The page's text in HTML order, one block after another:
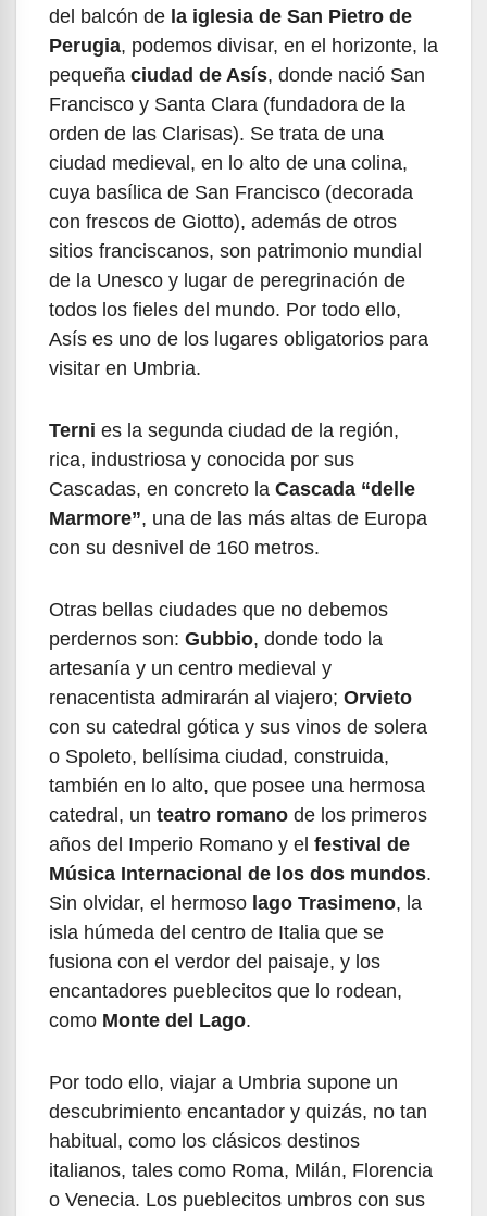
del balcón de la iglesia de San Pietro de
Perugia, podemos divisar, en el horizonte, la
pequeña ciudad de Asís, donde nació San
Francisco y Santa Clara (fundadora de la
orden de las Clarisas). Se trata de una
ciudad medieval, en lo alto de una colina,
cuya basílica de San Francisco (decorada
con frescos de Giotto), además de otros
sitios franciscanos, son patrimonio mundial
de la Unesco y lugar de peregrinación de
todos los fieles del mundo. Por todo ello,
Asís es uno de los lugares obligatorios para
visitar en Umbria.
Terni es la segunda ciudad de la región,
rica, industriosa y conocida por sus
Cascadas, en concreto la Cascada “delle
Marmore”, una de las más altas de Europa
con su desnivel de 160 metros.
Otras bellas ciudades que no debemos
perdernos son: Gubbio, donde todo la
artesanía y un centro medieval y
renacentista admirarán al viajero; Orvieto
con su catedral gótica y sus vinos de solera
o Spoleto, bellísima ciudad, construida,
también en lo alto, que posee una hermosa
catedral, un teatro romano de los primeros
años del Imperio Romano y el festival de
Música Internacional de los dos mundos.
Sin olvidar, el hermoso lago Trasimeno, la
isla húmeda del centro de Italia que se
fusiona con el verdor del paisaje, y los
encantadores pueblecitos que lo rodean,
como Monte del Lago.
Por todo ello, viajar a Umbria supone un
descubrimiento encantador y quizás, no tan
habitual, como los clásicos destinos
italianos, tales como Roma, Milán, Florencia
o Venecia. Los pueblecitos umbros con sus